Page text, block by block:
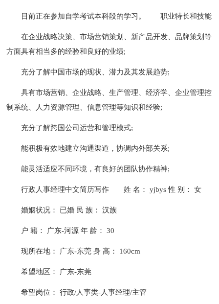
目前正在参加自学考试本科段的学习。 职业特长和技能
在企业战略决策、市场营销策划、新产品开发、品牌策划等
方面具有相当多的经验和良好的业绩;
充分了解中国市场的现状、潜力及其发展趋势;
具有市场营销、企业战略、生产管理、经济学、企业管理控
制系统、人力资源管理、信息管理等知识和经验;
充分了解跨国公司运营和管理模式;
能积极有效地建立沟通渠道，协调内外部关系;
能灵活适应不同环境，有良好的团队协作精神;
行政人事经理中文简历写作 姓 名： yjbys 性 别： 女
婚姻状况： 已婚 民 族： 汉族
户 籍： 广东-河源 年 龄： 30
现所在地： 广东-东莞 身 高： 160cm
希望地区： 广东-东莞
希望岗位： 行政/人事类-人事经理/主管